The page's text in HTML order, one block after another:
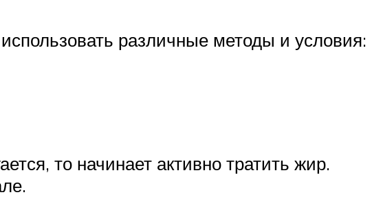
различные методы и условия:
то начинает активно тратить жир.